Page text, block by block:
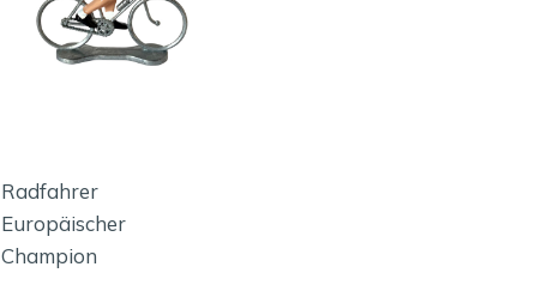
Radfahrer
Europäischer
Champion